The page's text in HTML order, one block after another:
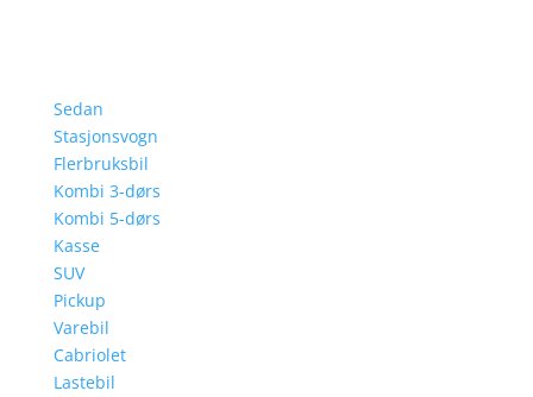
Sedan
Stasjonsvogn
Flerbruksbil
Kombi 3-dørs
Kombi 5-dørs
Kasse
SUV
Pickup
Varebil
Cabriolet
Lastebil